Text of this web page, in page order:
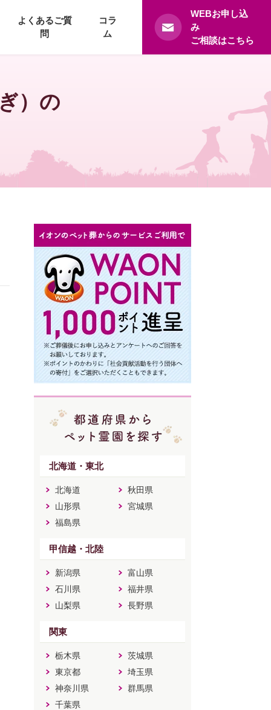
よくあるご質
問
コラ
ム
WEBお申し込
み
ご相談はこちら
）の
北海道・東北
北海道
秋田県
山形県
宮城県
福島県
甲信越・北陸
新潟県
富山県
石川県
福井県
山梨県
長野県
関東
栃木県
茨城県
東京都
埼玉県
神奈川県
群馬県
千葉県